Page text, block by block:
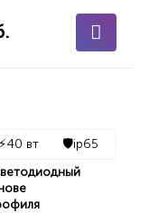
⚡40 вт 🛡️ip65